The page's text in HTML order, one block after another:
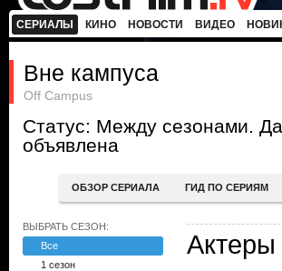
СЕРИАЛЫ КИНО НОВОСТИ ВИДЕО
Вне кампуса
Off Campus
Статус: Между сезонами.
объявлена
ОБЗОР СЕРИАЛА ГИД ПО СЕРИЯМ
ВЫБРАТЬ СЕЗОН:
Все
1 сезон
Актеры